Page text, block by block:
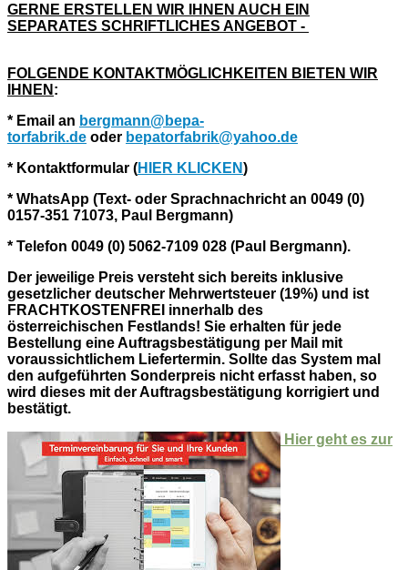
GERNE ERSTELLEN WIR IHNEN AUCH EIN
SEPARATES SCHRIFTLICHES ANGEBOT -
FOLGENDE KONTAKTMÖGLICHKEITEN BIETEN WIR
IHNEN :
* Email an bergmann@bepa-
torfabrik.de oder bepatorfabrik@yahoo.de
* Kontaktformular (HIER KLICKEN)
* WhatsApp (Text- oder Sprachnachricht an 0049 (0)
0157-351 71073, Paul Bergmann)
* Telefon 0049 (0) 5062-7109 028 (Paul Bergmann).
Der jeweilige Preis versteht sich bereits inklusive
gesetzlicher deutscher Mehrwertsteuer (19%) und ist
FRACHTKOSTENFREI innerhalb des
österreichischen Festlands! Sie erhalten für jede
Bestellung eine Auftragsbestätigung per Mail mit
voraussichtlichem Liefertermin. Sollte das System mal
den aufgeführten Sonderpreis nicht erfasst haben, so
wird dieses mit der Auftragsbestätigung korrigiert und
bestätigt.
Hier geht es zur